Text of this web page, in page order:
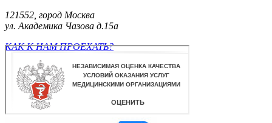
121552, город Москва
ул. Академика Чазова д.15а
КАК К НАМ ПРОЕХАТЬ?